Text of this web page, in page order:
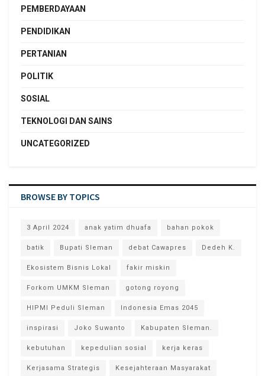
PEMBERDAYAAN
PENDIDIKAN
PERTANIAN
POLITIK
SOSIAL
TEKNOLOGI DAN SAINS
UNCATEGORIZED
BROWSE BY TOPICS
3 April 2024 anak yatim dhuafa bahan pokok
batik Bupati Sleman debat Cawapres Dedeh K.
Ekosistem Bisnis Lokal fakir miskin
Forkom UMKM Sleman gotong royong
HIPMI Peduli Sleman Indonesia Emas 2045
inspirasi Joko Suwanto Kabupaten Sleman.
kebutuhan kepedulian sosial kerja keras
Kerjasama Strategis Kesejahteraan Masyarakat